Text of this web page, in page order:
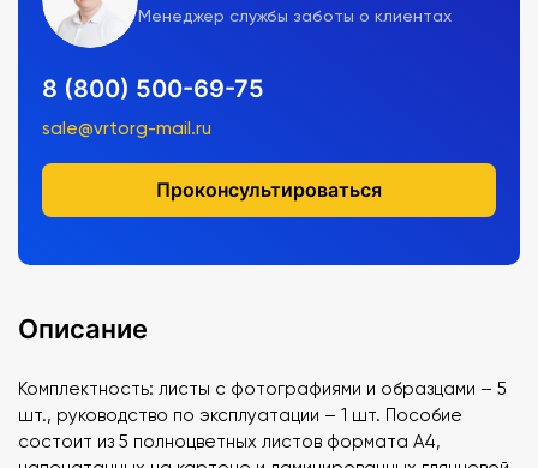
Менеджер службы заботы о клиентах
8 (800) 500-69-75
sale@vrtorg-mail.ru
Проконсультироваться
Описание
Комплектность: листы с фотографиями и образцами – 5
шт., руководство по эксплуатации – 1 шт. Пособие
состоит из 5 полноцветных листов формата А4,